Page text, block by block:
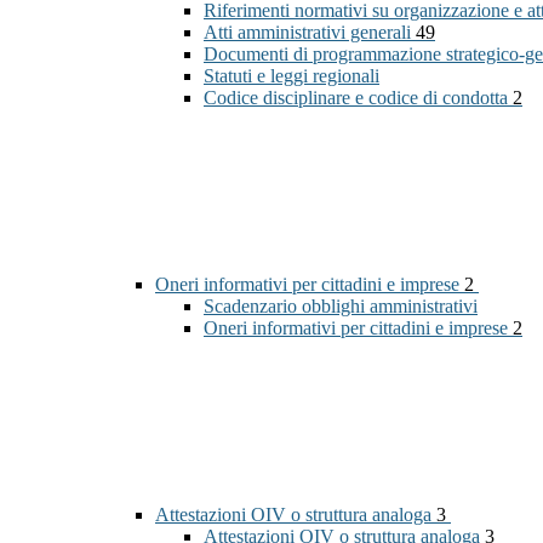
Riferimenti normativi su organizzazione e
Atti amministrativi generali 49
Documenti di programmazione strategico-
Statuti e leggi regionali
Codice disciplinare e codice di condotta 2
Oneri informativi per cittadini e imprese 2
Scadenzario obblighi amministrativi
Oneri informativi per cittadini e imprese 2
Attestazioni OIV o struttura analoga 3
Attestazioni OIV o struttura analoga 3